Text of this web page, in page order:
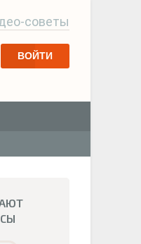
советы
ВОЙТИ